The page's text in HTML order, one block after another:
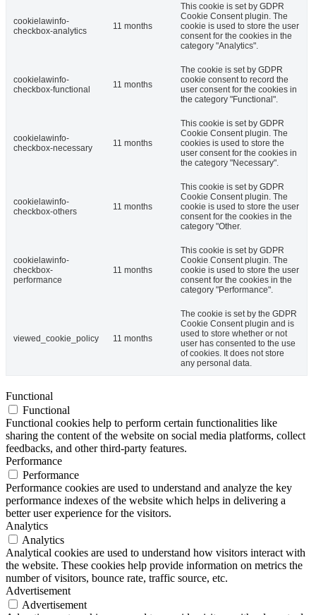
cookielawinfo-
checkbox-analytics
11 months
This cookie is set by GDPR
Cookie Consent plugin. The
cookie is used to store the user
consent for the cookies in the
category "Analytics".
cookielawinfo-
checkbox-functional
11 months
The cookie is set by GDPR
cookie consent to record the
user consent for the cookies in
the category "Functional".
cookielawinfo-
checkbox-necessary
11 months
This cookie is set by GDPR
Cookie Consent plugin. The
cookies is used to store the
user consent for the cookies in
the category "Necessary".
cookielawinfo-
checkbox-others
11 months
This cookie is set by GDPR
Cookie Consent plugin. The
cookie is used to store the user
consent for the cookies in the
category "Other.
cookielawinfo-
checkbox-
performance
11 months
This cookie is set by GDPR
Cookie Consent plugin. The
cookie is used to store the user
consent for the cookies in the
category "Performance".
viewed_cookie_policy 11 months
The cookie is set by the GDPR
Cookie Consent plugin and is
used to store whether or not
user has consented to the use
of cookies. It does not store
any personal data.
Functional
Functional
Functional cookies help to perform certain functionalities like
sharing the content of the website on social media platforms, collect
feedbacks, and other third-party features.
Performance
Performance
Performance cookies are used to understand and analyze the key
performance indexes of the website which helps in delivering a
better user experience for the visitors.
Analytics
Analytics
Analytical cookies are used to understand how visitors interact with
the website. These cookies help provide information on metrics the
number of visitors, bounce rate, traffic source, etc.
Advertisement
Advertisement